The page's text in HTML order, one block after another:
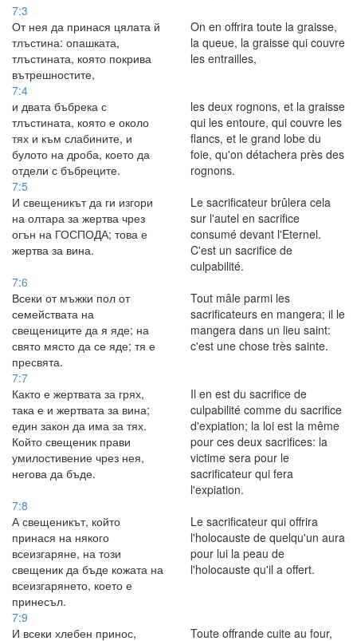
7:3
От нея да принася цялата й
тлъстина: опашката,
тлъстината, която покрива
вътрешностите,
On en offrira toute la graisse,
la queue, la graisse qui couvre
les entrailles,
7:4
и двата бъбрека с
тлъстината, която е около
тях и към слабините, и
булото на дроба, което да
отдели с бъбреците.
les deux rognons, et la graisse
qui les entoure, qui couvre les
flancs, et le grand lobe du
foie, qu'on détachera près des
rognons.
7:5
И свещеникът да ги изгори
на олтара за жертва чрез
огън на ГОСПОДА; това е
жертва за вина.
Le sacrificateur brûlera cela
sur l'autel en sacrifice
consumé devant l'Eternel.
C'est un sacrifice de
culpabilité.
7:6
Всеки от мъжки пол от
семействата на
свещениците да я яде; на
свято място да се яде; тя е
пресвята.
Tout mâle parmi les
sacrificateurs en mangera; il le
mangera dans un lieu saint:
c'est une chose très sainte.
7:7
Както е жертвата за грях,
така е и жертвата за вина;
един закон да има за тях.
Който свещеник прави
умилостивение чрез нея,
негова да бъде.
Il en est du sacrifice de
culpabilité comme du sacrifice
d'expiation; la loi est la même
pour ces deux sacrifices: la
victime sera pour le
sacrificateur qui fera
l'expiation.
7:8
А свещеникът, който
принася на някого
всеизгаряне, на този
свещеник да бъде кожата на
всеизгарянето, което е
принесъл.
Le sacrificateur qui offrira
l'holocauste de quelqu'un aura
pour lui la peau de
l'holocauste qu'il a offert.
7:9
И всеки хлебен принос,
Toute offrande cuite au four,